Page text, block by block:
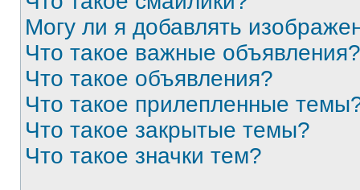
Могу ли я добавлять
Что такое важные объявления?
Что такое объявления?
Что такое прилепленные
Что такое закрытые темы?
Что такое значки тем?